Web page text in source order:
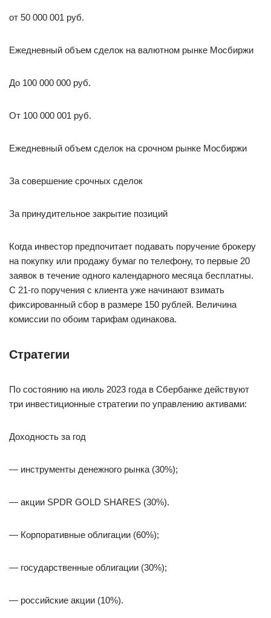
от 50 000 001 руб.
Ежедневный объем сделок на валютном рынке Мосбиржи
До 100 000 000 руб.
От 100 000 001 руб.
Ежедневный объем сделок на срочном рынке Мосбиржи
За совершение срочных сделок
За принудительное закрытие позиций
Когда инвестор предпочитает подавать поручение брокеру
на покупку или продажу бумаг по телефону, то первые 20
заявок в течение одного календарного месяца бесплатны.
С 21-го поручения с клиента уже начинают взимать
фиксированный сбор в размере 150 рублей. Величина
комиссии по обоим тарифам одинакова.
Стратегии
По состоянию на июль 2023 года в Сбербанке действуют
три инвестиционные стратегии по управлению активами:
Доходность за год
— инструменты денежного рынка (30%);
— акции SPDR GOLD SHARES (30%).
— Корпоративные облигации (60%);
— государственные облигации (30%);
— российские акции (10%).